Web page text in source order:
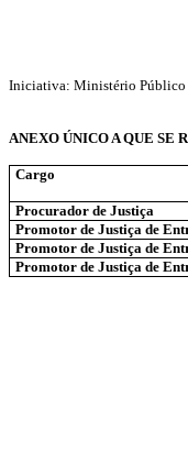
Iniciativa: Ministério Público
ANEXO ÚNICO A
Cargo
Procurador de Justiça
Promotor de Justiça de
Promotor de Justiça de
Promotor de Justiça de